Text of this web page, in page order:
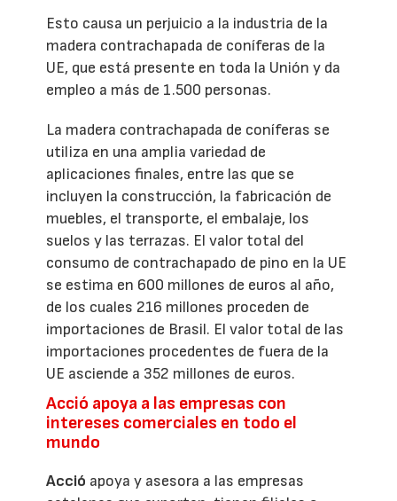
Esto causa un perjuicio a la industria de la
madera contrachapada de coníferas de la
UE, que está presente en toda la Unión y da
empleo a más de 1.500 personas.
La madera contrachapada de coníferas se
utiliza en una amplia variedad de
aplicaciones finales, entre las que se
incluyen la construcción, la fabricación de
muebles, el transporte, el embalaje, los
suelos y las terrazas. El valor total del
consumo de contrachapado de pino en la UE
se estima en 600 millones de euros al año,
de los cuales 216 millones proceden de
importaciones de Brasil. El valor total de las
importaciones procedentes de fuera de la
UE asciende a 352 millones de euros.
Acció apoya a las empresas con
intereses comerciales en todo el
mundo
Acció apoya y asesora a las empresas